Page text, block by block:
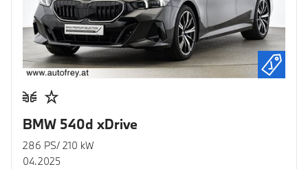
BMW 540d xDrive
286 PS/ 210 kW
04.2025